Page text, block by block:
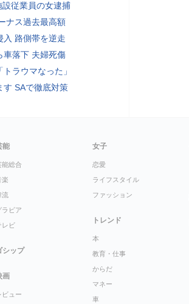
従業員の女逮捕
ナス過去最高額
入 路側帯を逆走
車落下 夫婦死傷
ラウマなった」
す SAで徹底対策
能
能総合
楽
流
ラビア
レビ
シップ
画
ビュー
女子
恋愛
ライフスタイル
ファッション
トレンド
本
教育・仕事
からだ
マネー
車